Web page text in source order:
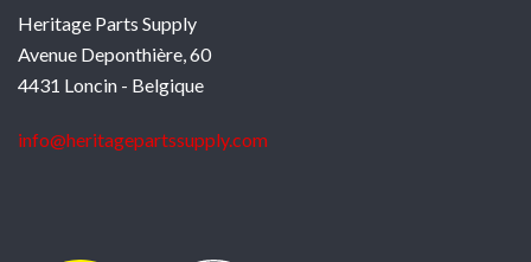
Heritage Parts Supply
Avenue Deponthière, 60
4431 Loncin - Belgique
info@heritagepartssupply.com